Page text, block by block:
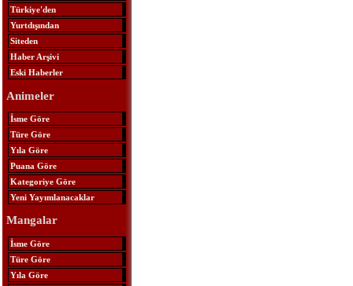
Türkiye'den
Yurtdışından
Siteden
Haber Arşivi
Eski Haberler
Animeler
İsme Göre
Türe Göre
Yıla Göre
Puana Göre
Kategoriye Göre
Yeni Yayımlanacaklar
Mangalar
İsme Göre
Türe Göre
Yıla Göre